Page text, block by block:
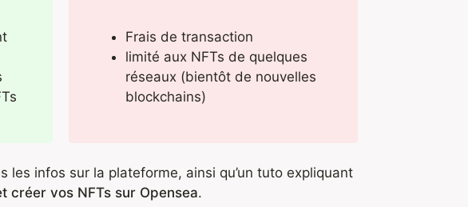
Frais de transaction
limité aux NFTs de quelques
réseaux (bientôt de nouvelles
blockchains)
infos sur la plateforme, ainsi qu’un tuto expliquant
créer vos NFTs sur Opensea.